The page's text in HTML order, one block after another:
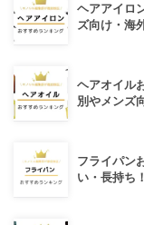
ヘアアイロ
ズ向け・海
ヘアオイル
別やメンズ
フライパン
い・長持ち